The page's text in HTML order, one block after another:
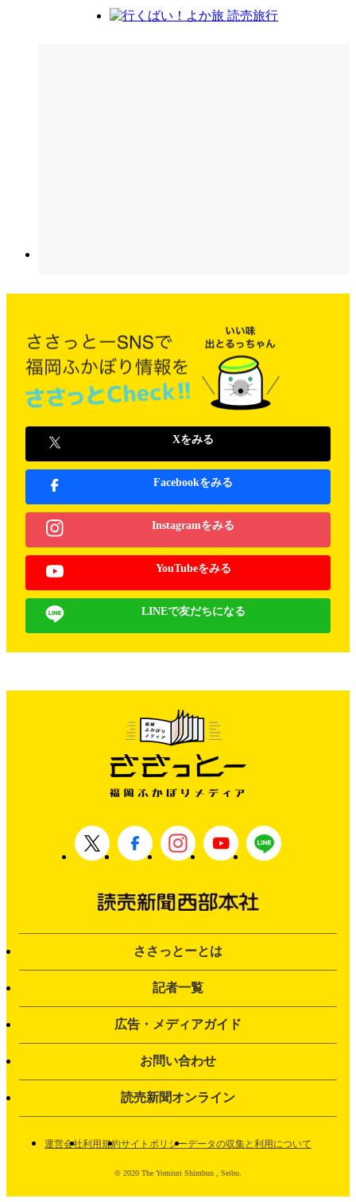
Xをみる
Facebookをみる
Instagramをみる
YouTubeをみる
LINEで友だちになる
ささっとーとは
記者一覧
広告・メディアガイド
お問い合わせ
読売新聞オンライン
運営会社利用規約サイトポリシーデータの収集と利用について
© 2020 The Yomiuri Shimbun , Seibu.